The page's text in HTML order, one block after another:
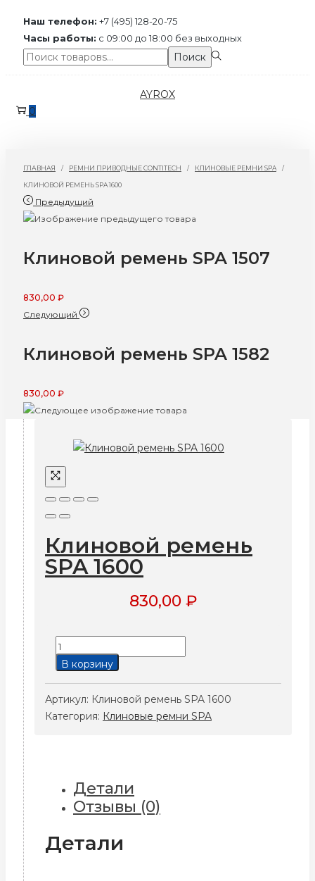
Наш телефон: +7 (495) 128-20-75
Часы работы: с 09:00 до 18:00 без выходных
Поиск:>
Поиск
к
к
AYROX
0
ГЛАВНАЯ / РЕМНИ ПРИВОДНЫЕ CONTITECH / КЛИНОВЫЕ РЕМНИ SPA /
КЛИНОВОЙ РЕМЕНЬ SPA 1600
Предыдущий
Клиновой ремень SPA 1507
830,00 ₽
Следующий
Клиновой ремень SPA 1582
830,00 ₽
Клиновой ремень
SPA 1600
830,00 ₽
Количество
товара
ремень
SPA
В корзину
Артикул: Клиновой ремень SPA 1600
Категория: Клиновые ремни SPA
Детали
Отзывы (0)
Детали